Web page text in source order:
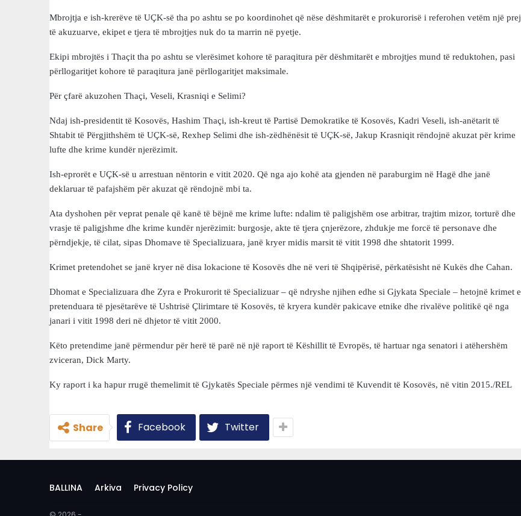
Mbrojtja e ish-krerëve të UÇK-së tha po ashtu se po koordinohet që nëse dëshmitarët e prokurorisë i referohen vetëm një prej
të akuzuarve, ekipet e tjera të mbrojtjes nuk do ta marrin në pyetje.
Ekipi mbrojtës i Thaçit tha po ashtu se vlerësimet kohore të paraqitura për dëshmitarët e mbrojtjes mund të reduktohen, pasi
përllogaritjet kohore të paraqitura janë përllogaritjet maksimale.
Për çfarë akuzohen Thaçi, Veseli, Krasniqi e Selimi?
Ndaj ish-presidentit të Kosovës, Hashim Thaçi, ish-kreut të Partisë Demokratike të Kosovës, Kadri Veseli, ish-anëtarit të
Shtabit të Përgjithshëm të UÇK-së, Rexhep Selimi dhe ish-zëdhënësit të UÇK-së, Jakup Krasniqit rëndojnë akuzat për krime
lufte dhe krime kundër njerëzimit.
Ish-eprorët e UÇK-së u arrestuan nëntorin e vitit 2020. Që nga ajo kohë ata gjenden në paraburgim në Hagë dhe janë
deklaruar të pafajshëm për akuzat që rëndojnë mbi ta.
Ata dyshohen për veprat penale që kanë të bëjnë me krime lufte: ndalim të paligjshëm ose arbitrar, trajtim mizor, torturë dhe
vrasje të paligjshme dhe krime kundër njerëzimit: burgosje, akte të tjera çnjerëzore, zhdukje me forcë të personave dhe
përndjekje, të cilat, sipas Dhomave të Specializuara, janë kryer midis marsit të vitit 1998 dhe shtatorit 1999.
Krimet pretendohet se janë kryer në disa lokacione të Kosovës dhe në veri të Shqipërisë, përkatësisht në Kukës dhe Cahan.
Dhomat e Specializuara dhe Zyra e Prokurorit të Specializuar – që ndryshe njihen edhe si Gjykata Speciale – hetojnë krimet e
pretenduara të pjesëtarëve të Ushtrisë Çlirimtare të Kosovës, të kryera kundër pakicave etnike dhe rivalëve politikë që nga
janari i vitit 1998 deri në dhjetor të vitit 2000.
Këto pretendime janë përmendur për herë të parë në një raport të Këshillit të Evropës, të hartuar nga senatori i atëhershëm
zviceran, Dick Marty.
Ky raport i ka hapur rrugë themelimit të Gjykatës Speciale përmes një vendimi të Kuvendit të Kosovës, në vitin 2015./REL
Share Facebook Twitter
BALLINA Arkiva Privacy Policy